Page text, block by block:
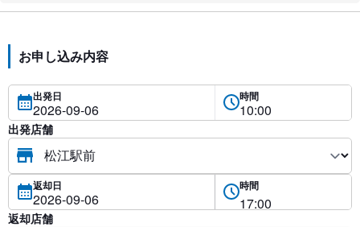
お申し込み内容
出発日 時間
出発店舗
返却日 時間
返却店舗